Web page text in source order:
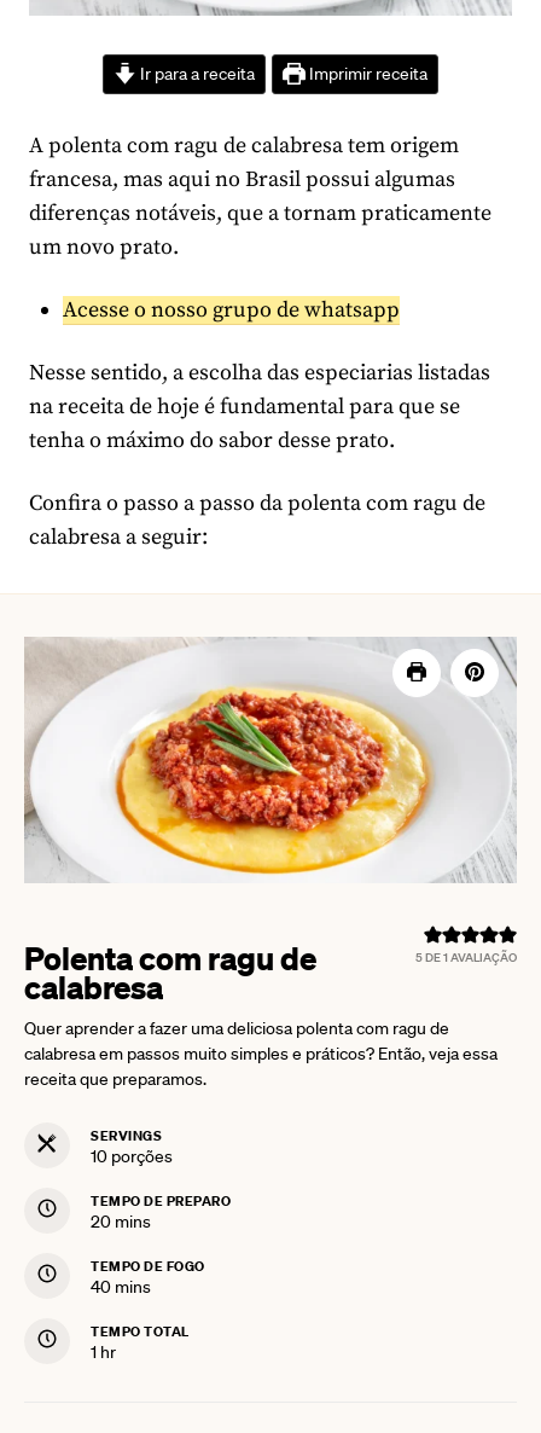
Ir para a receita Imprimir receita
A polenta com ragu de calabresa tem origem
francesa, mas aqui no Brasil possui algumas
diferenças notáveis, que a tornam praticamente
um novo prato.
Acesse o nosso grupo de whatsapp
Nesse sentido, a escolha das especiarias listadas
na receita de hoje é fundamental para que se
tenha o máximo do sabor desse prato.
Confira o passo a passo da polenta com ragu de
calabresa a seguir:
5DE 1 AVALIAÇÃO
Polenta com ragu de
calabresa
Quer aprender a fazer uma deliciosa polenta com ragu de
calabresa em passos muito simples e práticos? Então, veja essa
receita que preparamos.
SERVINGS
10 porções
TEMPO DE PREPARO
20minutes
mins
TEMPO DE FOGO
40minutes
mins
TEMPO TOTAL
1hour
hr